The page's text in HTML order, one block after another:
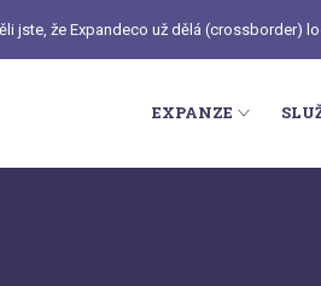
jste, že Expandeco už dělá (crossborder)
EXPANZE